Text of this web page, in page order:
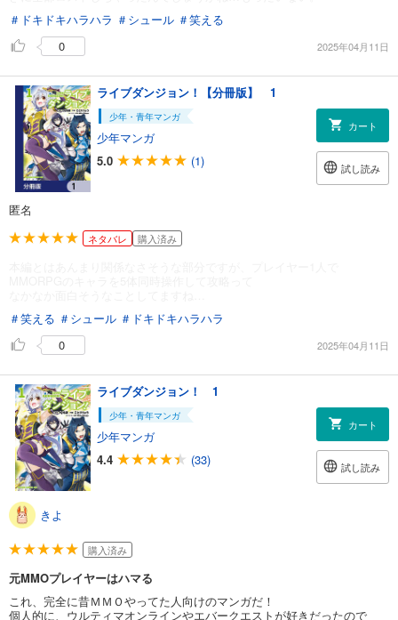
＃ドキドキハラハラ ＃シュール ＃笑える
0
2025年04月11日
ライブダンジョン！【分冊版】 1
少年・青年マンガ
少年マンガ
5.0
(1)
カート
試し読み
匿名
ネタバレ 購入済み
＃笑える ＃シュール ＃ドキドキハラハラ
0
2025年04月11日
ライブダンジョン！ 1
少年・青年マンガ
少年マンガ
4.4
(33)
カート
試し読み
きよ
購入済み
元MMOプレイヤーはハマる
これ、完全に昔ＭＭＯやってた人向けのマンガだ！
個人的に、ウルティマオンラインやエバークエストが好きだったので